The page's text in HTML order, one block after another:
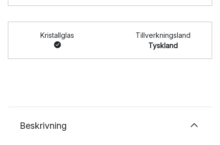
Kristallglas
Tillverkningsland
Tyskland
Beskrivning